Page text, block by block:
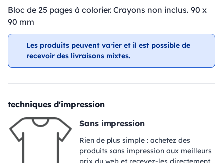
Bloc de 25 pages à colorier. Crayons non inclus. 90 x
90 mm
Les produits peuvent varier et il est possible de
recevoir des livraisons mixtes.
techniques d'impression
Sans impression
Rien de plus simple : achetez des
produits sans impression aux meilleurs
prix du web et recevez-les directement